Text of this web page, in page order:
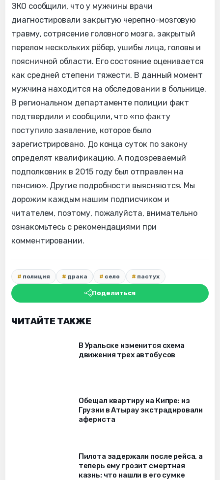
ЗКО сообщили, что у мужчины врачи
диагностировали закрытую черепно-мозговую
травму, сотрясение головного мозга, закрытый
перелом нескольких рёбер, ушибы лица, головы и
поясничной области. Его состояние оценивается
как средней степени тяжести. В данный момент
мужчина находится на обследовании в больнице.
В региональном департаменте полиции факт
подтвердили и сообщили, что «по факту
поступило заявление, которое было
зарегистрировано. До конца суток по закону
определят квалификацию. А подозреваемый
подполковник в 2015 году был отправлен на
пенсию». Другие подробности выясняются. Мы
дорожим каждым нашим подписчиком и
читателем, поэтому, пожалуйста, внимательно
ознакомьтесь с рекомендациями при
комментировании.
полиция драка село пастух
Поделиться
ЧИТАЙТЕ ТАКЖЕ
В Уральске изменится схема
движения трех автобусов
Обещал квартиру на Кипре: из
Грузии в Атырау экстрадировали
афериста
Пилота задержали после рейса, а
теперь ему грозит смертная
казнь: что нашли в его сумке